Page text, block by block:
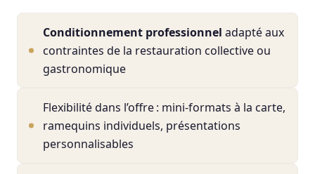
Conditionnement professionnel adapté aux
contraintes de la restauration collective ou
gastronomique
Flexibilité dans l’offre : mini-formats à la carte,
ramequins individuels, présentations
personnalisables